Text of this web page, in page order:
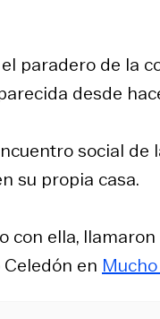
paradero de la
desde
social de
su propia casa.
con ella,
en